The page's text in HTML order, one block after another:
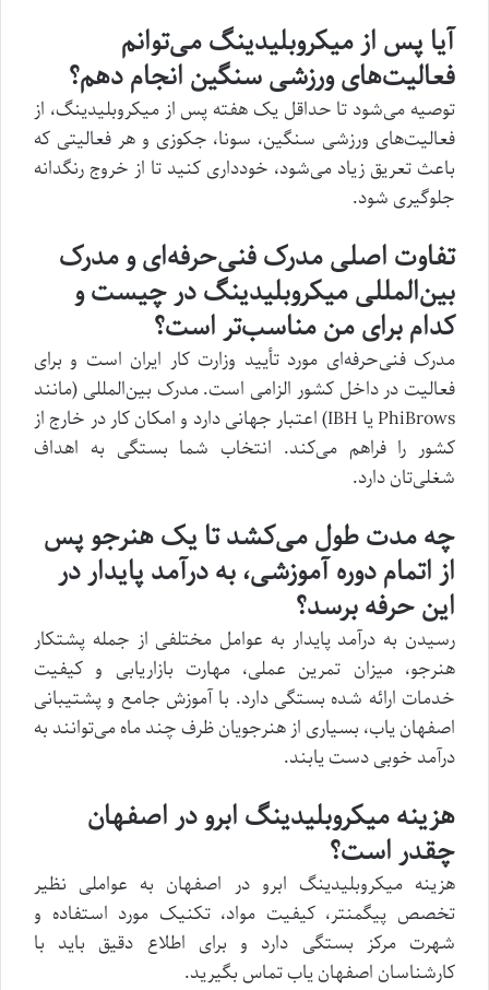
آیا پس از میکروبلیدینگ می‌توانم
فعالیت‌های ورزشی سنگین انجام دهم؟
توصیه می‌شود تا حداقل یک هفته پس از میکروبلیدینگ، از
فعالیت‌های ورزشی سنگین، سونا، جکوزی و هر فعالیتی که
باعث تعریق زیاد می‌شود، خودداری کنید تا از خروج رنگدانه
جلوگیری شود.
تفاوت اصلی مدرک فنی‌حرفه‌ای و مدرک
بین‌المللی میکروبلیدینگ در چیست و
کدام برای من مناسب‌تر است؟
مدرک فنی‌حرفه‌ای مورد تأیید وزارت کار ایران است و برای
فعالیت در داخل کشور الزامی است. مدرک بین‌المللی (مانند
PhiBrows یا IBH) اعتبار جهانی دارد و امکان کار در خارج از
کشور را فراهم می‌کند. انتخاب شما بستگی به اهداف
شغلی‌تان دارد.
چه مدت طول می‌کشد تا یک هنرجو پس
از اتمام دوره آموزشی، به درآمد پایدار در
این حرفه برسد؟
رسیدن به درآمد پایدار به عوامل مختلفی از جمله پشتکار
هنرجو، میزان تمرین عملی، مهارت بازاریابی و کیفیت
خدمات ارائه شده بستگی دارد. با آموزش جامع و پشتیبانی
اصفهان یاب، بسیاری از هنرجویان ظرف چند ماه می‌توانند به
درآمد خوبی دست یابند.
هزینه میکروبلیدینگ ابرو در اصفهان
چقدر است؟
هزینه میکروبلیدینگ ابرو در اصفهان به عواملی نظیر
تخصص پیگمنتر، کیفیت مواد، تکنیک مورد استفاده و
شهرت مرکز بستگی دارد و برای اطلاع دقیق باید با
کارشناسان اصفهان یاب تماس بگیرید.